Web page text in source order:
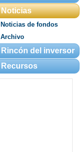
Noticias
Noticias de fondos
Archivo
Rincón del inversor
Recursos